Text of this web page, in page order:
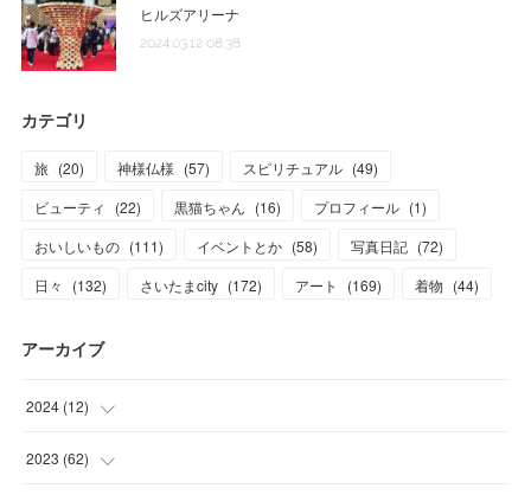
ヒルズアリーナ
2024.03.12 08:38
カテゴリ
旅 (20) 神様仏様 (57) スピリチュアル (49)
ビューティ
(22) 黒猫ちゃん (16) プロフィール (1)
おいしいもの (111) イベントとか (58) 写真日記 (72)
日々
(132) さいたまcity (172) アート (169) 着物 (44)
アーカイブ
2024 (12)
(1
2023 (62)